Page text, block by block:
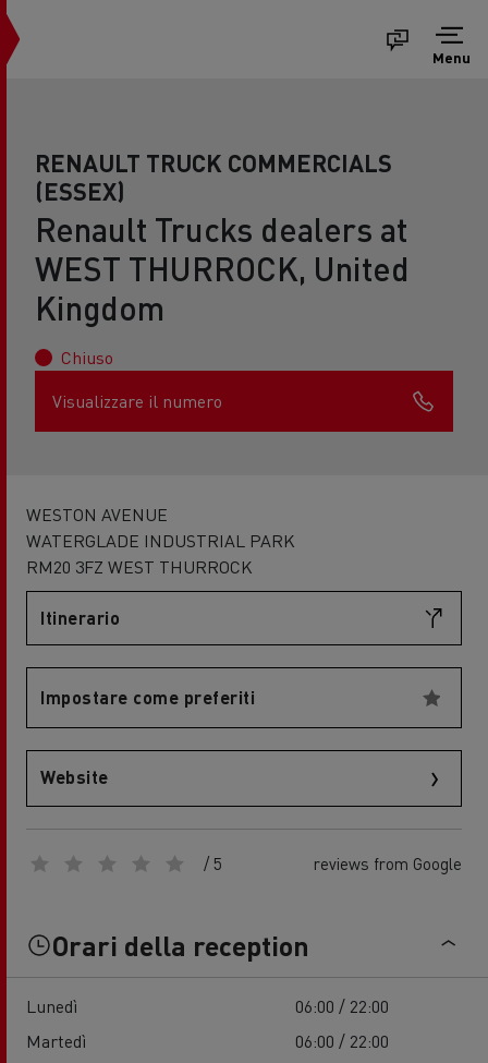
Menu
RENAULT TRUCK COMMERCIALS
(ESSEX)
Renault Trucks dealers at
WEST THURROCK, United
Kingdom
Chiuso
Visualizzare il numero
WESTON AVENUE
WATERGLADE INDUSTRIAL PARK
RM20 3FZ WEST THURROCK
Itinerario
Impostare come preferiti
Website
/ 5 reviews from Google
Orari della reception
Lunedì
06:00 / 22:00
Martedì
06:00 / 22:00